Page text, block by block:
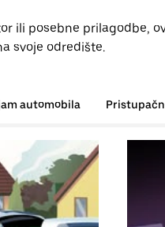
ili posebne prilagodbe,
svoje odredište.
automobila